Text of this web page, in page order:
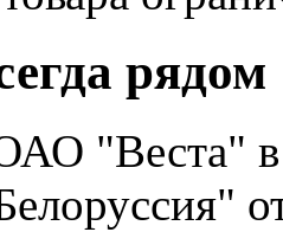
рядом
"Веста" в